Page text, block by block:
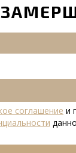
соглашение и